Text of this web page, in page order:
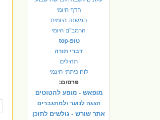
הדף היומי
המשנה היומית
הרמב"ם היומי
טופ-top
דברי תורה
תהילים
לוח כיתתי חינמי
פרסום:
מופאש - מופע להטוטים
הצגה לנוער ולמתגברים
אתר שורש - גולשים לתוכן